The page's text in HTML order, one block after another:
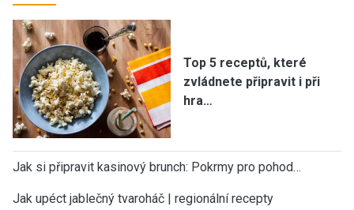
Top 5 receptů, které
zvládnete připravit i při
hra…
Jak si připravit kasinový brunch: Pokrmy pro pohod…
Jak upéct jablečný tvaroháč | regionální recepty